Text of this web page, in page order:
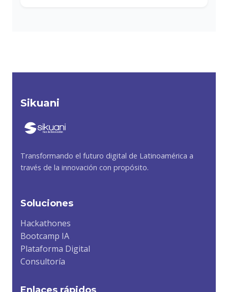
Sikuani
Transformando el futuro digital de Latinoamérica a
través de la innovación con propósito.
Soluciones
Hackathones
Bootcamp IA
Plataforma Digital
Consultoría
Enlaces rápidos